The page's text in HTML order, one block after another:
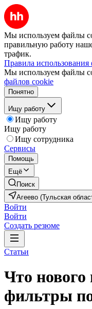
Мы используем файлы
правильную работу
трафик.
Правила
Мы используем файлы
файлов cookie
Понятно
Ищу работу
Ищу работу
Ищу работу
Ищу сотрудника
Сервисы
Помощь
Ещё
Поиск
Агеево (Тульская
Войти
Войти
Создать резюме
Статьи
Что
фильтры